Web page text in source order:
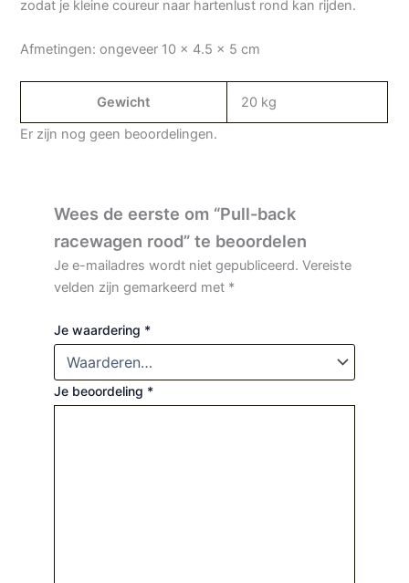
zodat je kleine coureur naar hartenlust rond kan rijden.
Afmetingen: ongeveer 10 x 4.5 x 5 cm
Gewicht
20 kg
Er zijn nog geen beoordelingen.
Wees de eerste om “Pull-back
racewagen rood” te beoordelen
Je e-mailadres wordt niet gepubliceerd. Vereiste
velden zijn gemarkeerd met *
Je waardering *
Je beoordeling *